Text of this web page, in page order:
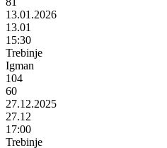
13.01.2026
13.01
15:30
Trebinje
Igman
104
60
27.12.2025
27.12
17:00
Trebinje